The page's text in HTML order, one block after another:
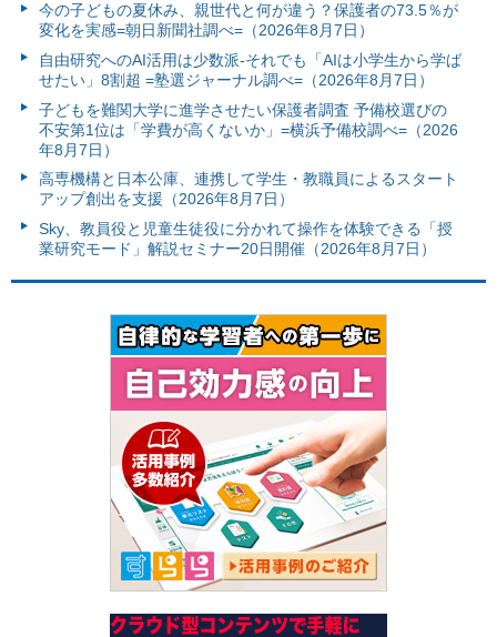
今の子どもの夏休み、親世代と何が違う？保護者の73.5％が
変化を実感=朝日新聞社調べ=（2026年8月7日）
自由研究へのAI活用は少数派-それでも「AIは小学生から学ば
せたい」8割超 =塾選ジャーナル調べ=（2026年8月7日）
子どもを難関大学に進学させたい保護者調査 予備校選びの
不安第1位は「学費が高くないか」=横浜予備校調べ=（2026
年8月7日）
高専機構と日本公庫、連携して学生・教職員によるスタート
アップ創出を支援（2026年8月7日）
Sky、教員役と児童生徒役に分かれて操作を体験できる「授
業研究モード」解説セミナー20日開催（2026年8月7日）